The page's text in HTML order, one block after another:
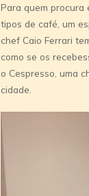
Para quem procura
tipos de café, um
chef Caio Ferrari
como se os
o Cespresso, uma
cidade.